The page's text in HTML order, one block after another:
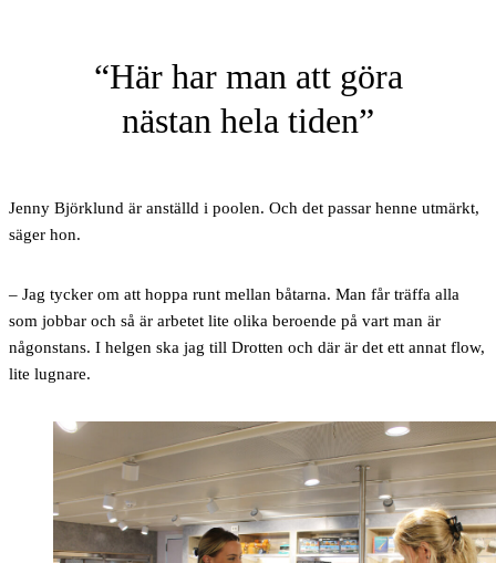
Här har man att göra
nästan hela tiden
Jenny Björklund är anställd i poolen. Och det passar henne utmärkt,
säger hon.
– Jag tycker om att hoppa runt mellan båtarna. Man får träffa alla
som jobbar och så är arbetet lite olika beroende på vart man är
någonstans. I helgen ska jag till Drotten och där är det ett annat flow,
lite lugnare.